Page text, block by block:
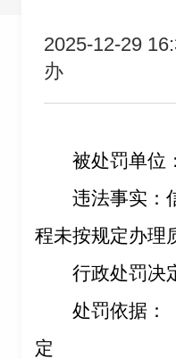
2025-12-29
办
被处罚单位
违法事实：
程未按规定办理
行政处罚决
处罚依据：
定